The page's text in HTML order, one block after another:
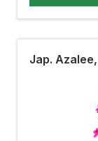
Jap.